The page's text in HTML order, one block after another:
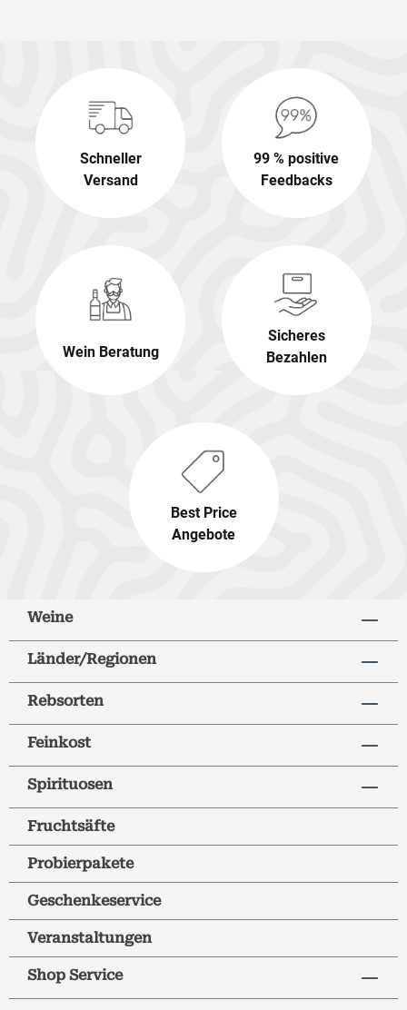
Schneller
Versand
99 % positive
Feedbacks
Wein Beratung
Sicheres
Bezahlen
Best Price
Angebote
Weine
Länder/Regionen
Rebsorten
Feinkost
Spirituosen
Fruchtsäfte
Probierpakete
Geschenkeservice
Veranstaltungen
Shop Service